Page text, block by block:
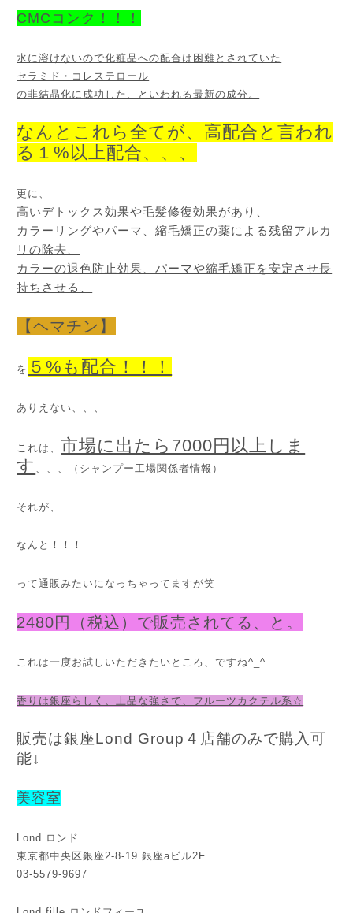
CMCコンク！！！
水に溶けないので化粧品への配合は困難とされていた
セラミド・コレステロール
の非結晶化に成功した、といわれる最新の成分。
なんとこれら全てが、高配合と言われ
る１%以上配合、、、
更に、
高いデトックス効果や毛髪修復効果があり、
カラーリングやパーマ、縮毛矯正の薬による残留アルカ
リの除去、
カラーの退色防止効果、パーマや縮毛矯正を安定させ長
持ちさせる、
【ヘマチン】
を ５%も配合！！！
ありえない、、、
これは、 市場に出たら7000円以上しま
す 、、、（シャンプー工場関係者情報）
それが、
なんと！！！
って通販みたいになっちゃってますが笑
2480円（税込）で販売されてる、と。
これは一度お試しいただきたいところ、ですね^_^
香りは銀座らしく、上品な強さで、フルーツカクテル系☆
販売は銀座Lond Group４店舗のみで購入可
能↓
美容室
Lond ロンド
東京都中央区銀座2-8-19 銀座aビル2F
03-5579-9697